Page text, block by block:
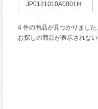
JP0121010A0001H
4 件の商品が見つかりました
お探しの商品が表示されな